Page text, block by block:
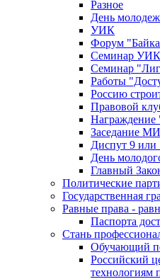
Разное
День
УИК
Форум
Семинар УИК
Семинар
Работы
Россию
Правовой
Заседание
Диспут 9 или
День
Главный
Политические
Государственная
Равные права -
Паспорта
Стань
Обучающий
Российский